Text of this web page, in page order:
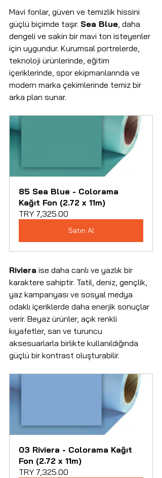
Mavi fonlar, güven ve temizlik hissini
güçlü biçimde taşır. Sea Blue, daha
dengeli ve sakin bir mavi ton isteyenler
için uygundur. Kurumsal portrelerde,
teknoloji ürünlerinde, eğitim
içeriklerinde, spor ekipmanlarında ve
modern marka çekimlerinde temiz bir
arka plan sunar.
85 Sea Blue - Colorama
Kağıt Fon (2.72 x 11m)
TRY 7,325.00
Satın Al
Riviera ise daha canlı ve yazlık bir
karaktere sahiptir. Tatil, deniz, gençlik,
yaz kampanyası ve sosyal medya
odaklı içeriklerde daha enerjik sonuçlar
verir. Beyaz ürünler, açık renkli
kıyafetler, sarı ve turuncu
aksesuarlarla birlikte kullanıldığında
güçlü bir kontrast oluşturabilir.
03 Riviera - Colorama Kağıt
Fon (2.72 x 11m)
TRY 7,325.00